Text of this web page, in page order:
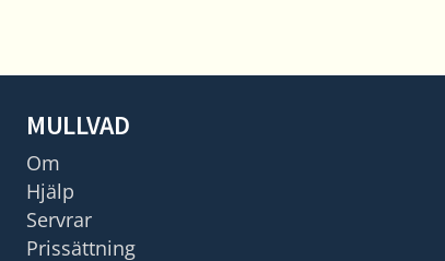
MULLVAD
Om
Hjälp
Servrar
Prissättning